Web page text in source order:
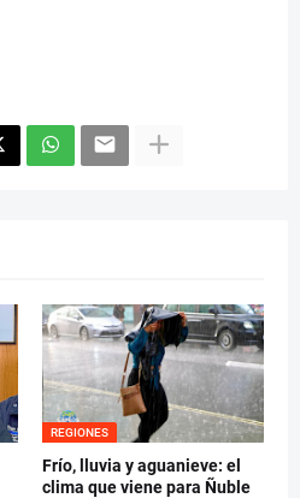
REGIONES
Frío, lluvia y aguanieve: el
clima que viene para Ñuble